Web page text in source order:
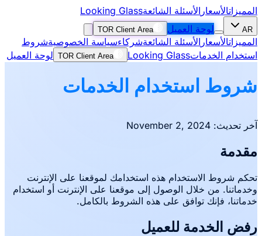
المميزاتالأسعار الأسئلة الشائعةLooking Glass
AR لوحة العميل TOR Client Area
المميزاتالأسعار الأسئلة الشائعةشركاءسياسة الخصوصيةشروط
استخدام الخدماتLooking Glass
TOR Client Area لوحة العميل
شروط استخدام الخدمات
آخر تحديث: November 2, 2024
مقدمة
تحكم شروط الاستخدام هذه استخدامك لموقعنا على الإنترنت
وخدماتنا. من خلال الوصول إلى موقعنا على الإنترنت أو استخدام
خدماتنا، فإنك توافق على هذه الشروط بالكامل.
رفض الخدمة للعميل